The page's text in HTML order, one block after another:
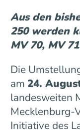
Aus den
250 werden
MV 70, MV
Die
am 24.
landesweiten
Mecklenburg-
Initiative des